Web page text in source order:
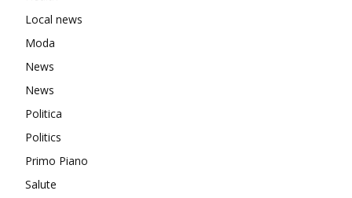
Local news
Moda
News
News
Politica
Politics
Primo Piano
Salute